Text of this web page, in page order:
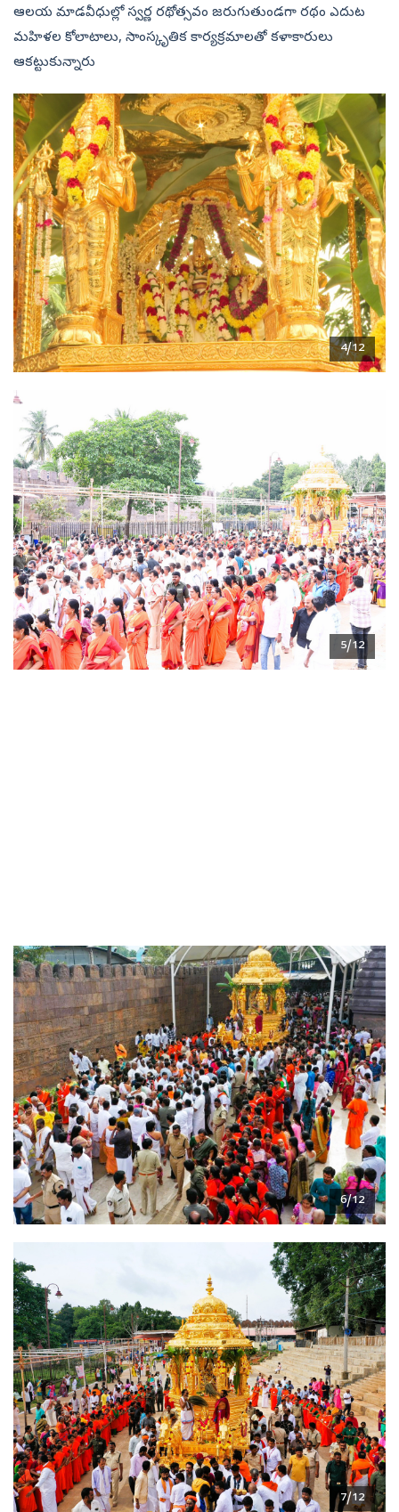
ఆలయ మాడవీధుల్లో స్వర్ణ రథోత్సవం జరుగుతుండగా రథం ఎదుట
మహిళల కోలాటాలు, సాంస్కృతిక కార్యక్రమాలతో కళాకారులు
ఆకట్టుకున్నారు
4/12
5/12
6/12
7/12